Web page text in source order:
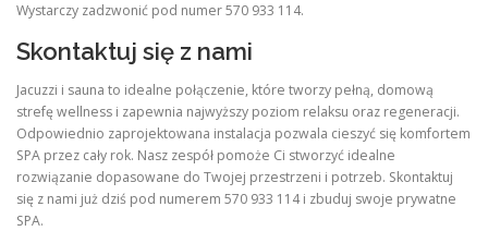
Wystarczy zadzwonić pod numer 570 933 114.
Skontaktuj się z nami
Jacuzzi i sauna to idealne połączenie, które tworzy pełną, domową
strefę wellness i zapewnia najwyższy poziom relaksu oraz regeneracji.
Odpowiednio zaprojektowana instalacja pozwala cieszyć się komfortem
SPA przez cały rok. Nasz zespół pomoże Ci stworzyć idealne
rozwiązanie dopasowane do Twojej przestrzeni i potrzeb. Skontaktuj
się z nami już dziś pod numerem 570 933 114 i zbuduj swoje prywatne
SPA.